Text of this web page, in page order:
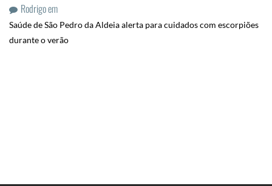
Rodrigoem
Saúde de São Pedro da Aldeia alerta para cuidados com escorpiões
durante o verão